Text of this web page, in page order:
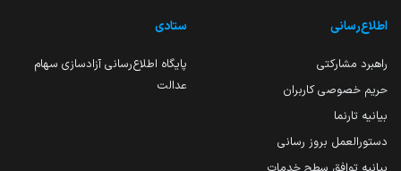
اطلاع‌رسانی
راهبرد مشارکتی
حریم خصوصی کاربران
بیانیه تارنما
دستورالعمل بروز رسانی
ستادی
پایگاه اطلاع‌رسانی آزادسازی سهام
عدالت